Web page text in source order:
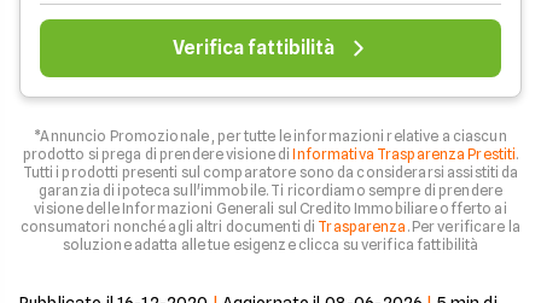
Verifica fattibilità
*Annuncio Promozionale , per tutte le informazioni relative a ciascun
prodotto si prega di prendere visione diInformativa Trasparenza Prestiti.
Tutti i prodotti presenti sul comparatore sono da considerarsi assistiti da
garanzia di ipoteca sull'immobile. Ti ricordiamo sempre di prendere
visione delle Informazioni Generali sul Credito Immobiliare offerto ai
consumatori nonché agli altri documenti di Trasparenza . Per verificare la
soluzione adatta alle tue esigenze clicca su verifica fattibilità